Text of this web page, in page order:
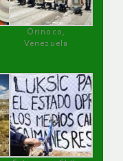
Orinoco,
Venezuela